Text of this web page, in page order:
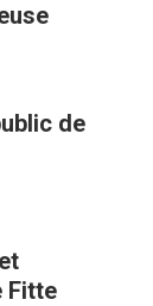
de
Fitte